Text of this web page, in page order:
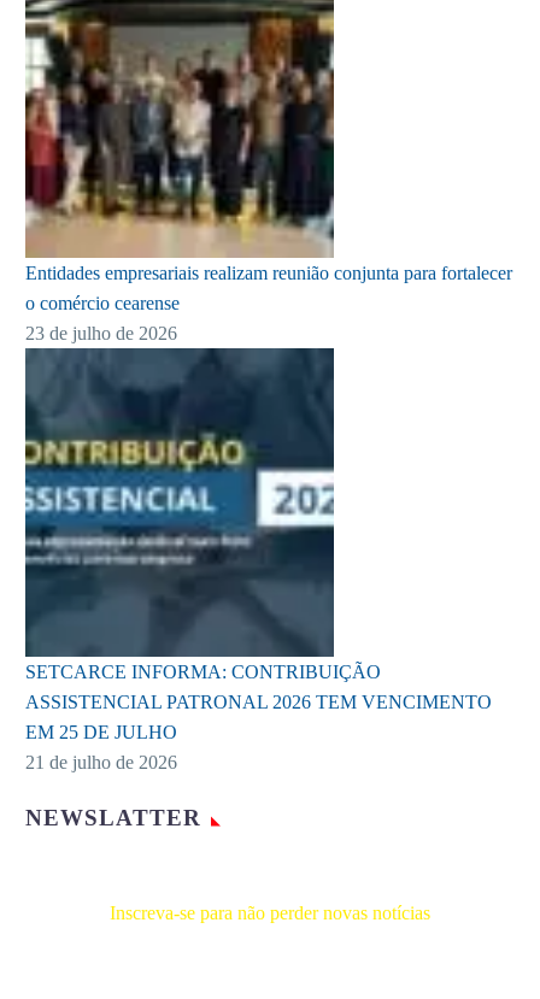
Entidades empresariais realizam reunião conjunta para fortalecer
o comércio cearense
23 de julho de 2026
SETCARCE INFORMA: CONTRIBUIÇÃO
ASSISTENCIAL PATRONAL 2026 TEM VENCIMENTO
EM 25 DE JULHO
21 de julho de 2026
NEWSLATTER
Inscreva-se para não perder novas notícias